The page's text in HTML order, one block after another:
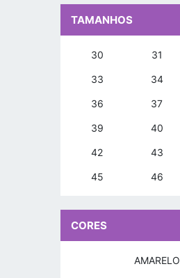
TAMANHOS
30 31
33 34
36 37
39 40
42 43
45 46
CORES
AMARELO